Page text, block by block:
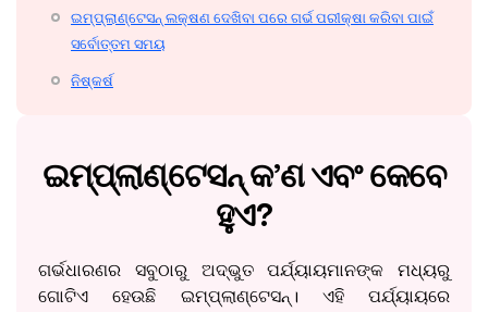
ଇମ୍ପ୍ଲାଣ୍ଟେସନ୍ ଲକ୍ଷଣ ଦେଖିବା ପରେ ଗର୍ଭ ପରୀକ୍ଷା କରିବା ପାଇଁ
ସର୍ବୋତ୍ତମ ସମୟ
ନିଷ୍କର୍ଷ
ଇମ୍ପ୍ଲାଣ୍ଟେସନ୍ କ’ଣ ଏବଂ କେବେ
ହୁଏ?
ଗର୍ଭଧାରଣର ସବୁଠାରୁ ଅଦ୍ଭୁତ ପର୍ଯ୍ୟାୟମାନଙ୍କ ମଧ୍ୟରୁ
ଗୋଟିଏ ହେଉଛି ଇମ୍ପ୍ଲାଣ୍ଟେସନ୍। ଏହି ପର୍ଯ୍ୟାୟରେ